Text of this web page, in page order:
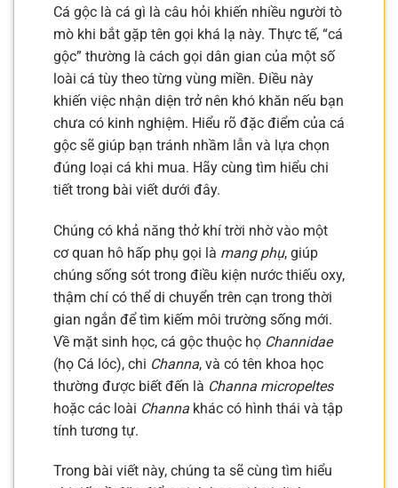
Cá gộc là cá gì là câu hỏi khiến nhiều người tò
mò khi bắt gặp tên gọi khá lạ này. Thực tế, “cá
gộc” thường là cách gọi dân gian của một số
loài cá tùy theo từng vùng miền. Điều này
khiến việc nhận diện trở nên khó khăn nếu bạn
chưa có kinh nghiệm. Hiểu rõ đặc điểm của cá
gộc sẽ giúp bạn tránh nhầm lẫn và lựa chọn
đúng loại cá khi mua. Hãy cùng tìm hiểu chi
tiết trong bài viết dưới đây.
Chúng có khả năng thở khí trời nhờ vào một
cơ quan hô hấp phụ gọi là mang phụ, giúp
chúng sống sót trong điều kiện nước thiếu oxy,
thậm chí có thể di chuyển trên cạn trong thời
gian ngắn để tìm kiếm môi trường sống mới.
Về mặt sinh học, cá gộc thuộc họ Channidae
(họ Cá lóc), chi Channa, và có tên khoa học
thường được biết đến là Channa micropeltes
hoặc các loài Channa khác có hình thái và tập
tính tương tự.
Trong bài viết này, chúng ta sẽ cùng tìm hiểu